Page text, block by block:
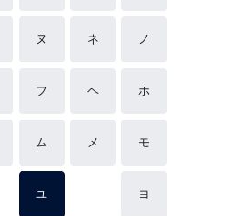
ヌ ネ ノ
フ ヘ ホ
ム メ モ
ユ ヨ